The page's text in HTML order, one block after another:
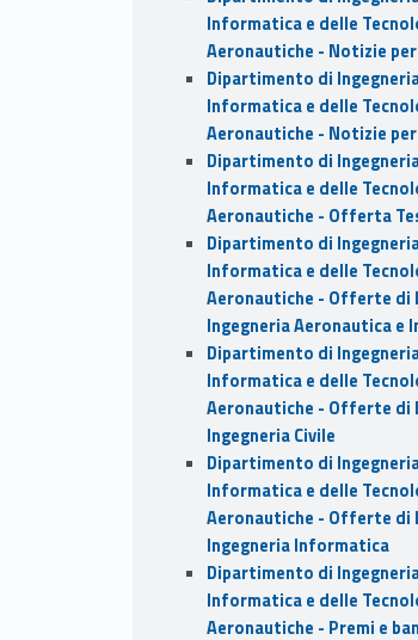
Informatica e delle
Aeronautiche - Notizie
Dipartimento di
Informatica e delle
Aeronautiche - Notizie
Dipartimento di
Informatica e delle
Aeronautiche - Offerta
Dipartimento di
Informatica e delle
Aeronautiche - Offerte di
Ingegneria Aeronautica e
Dipartimento di
Informatica e delle
Aeronautiche - Offerte di
Ingegneria Civile
Dipartimento di
Informatica e delle
Aeronautiche - Offerte di
Ingegneria Informatica
Dipartimento di
Informatica e delle
Aeronautiche - Premi e